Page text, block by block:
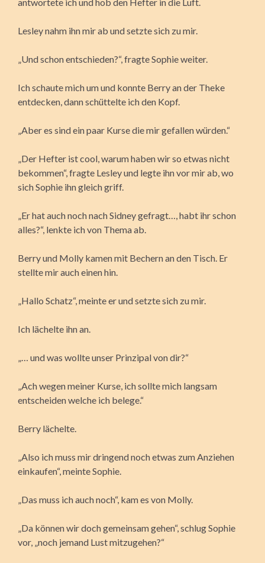
Lesley nahm ihn mir ab und setzte sich zu mir.
„Und schon entschieden?“, fragte Sophie weiter.
Ich schaute mich um und konnte Berry an der Theke
entdecken, dann schüttelte ich den Kopf.
„Aber es sind ein paar Kurse die mir gefallen würden.“
„Der Hefter ist cool, warum haben wir so etwas nicht
bekommen“, fragte Lesley und legte ihn vor mir ab, wo
sich Sophie ihn gleich griff.
„Er hat auch noch nach Sidney gefragt…, habt ihr schon
alles?“, lenkte ich von Thema ab.
Berry und Molly kamen mit Bechern an den Tisch. Er
stellte mir auch einen hin.
„Hallo Schatz“, meinte er und setzte sich zu mir.
Ich lächelte ihn an.
„… und was wollte unser Prinzipal von dir?“
„Ach wegen meiner Kurse, ich sollte mich langsam
entscheiden welche ich belege.“
Berry lächelte.
„Also ich muss mir dringend noch etwas zum Anziehen
einkaufen“, meinte Sophie.
„Das muss ich auch noch“, kam es von Molly.
„Da können wir doch gemeinsam gehen“, schlug Sophie
vor, „noch jemand Lust mitzugehen?“